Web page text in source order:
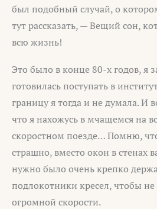
был подобный случай, о
тут рассказать, — Вещий сон,
всю жизнь!
Это было в конце 80-х годов, я
готовилась поступать в
границу я тогда и не думала. И
что я нахожусь в мчащемся на
скоростном поезде… Помню,
страшно, вместо окон в стенах
нужно было очень крепко
подлокотники кресел, чтобы
огромной скорости.